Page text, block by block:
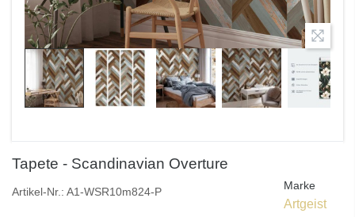
Tapete - Scandinavian Overture
Artikel-Nr.: A1-WSR10m824-P Marke
Artgeist